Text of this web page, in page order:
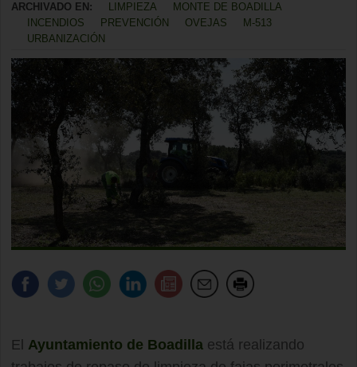
ARCHIVADO EN:
LIMPIEZA
MONTE DE BOADILLA
INCENDIOS
PREVENCIÓN OVEJAS
M-513
URBANIZACIÓN
El Ayuntamiento de Boadilla está realizando